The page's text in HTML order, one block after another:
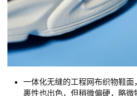
一体化无缝的工程网布织物鞋
裹性也出色，但稍微偏硬，略微